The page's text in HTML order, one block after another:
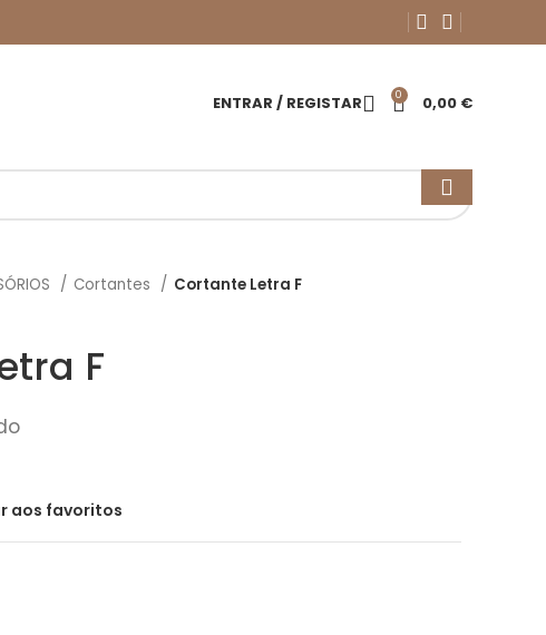
ENTRAR / REGISTAR 0 0,00 €
Cortantes Cortante Letra F
F
aos favoritos